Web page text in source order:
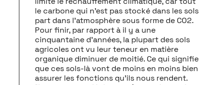
le carbone qui n’est pas stocké dans les sols
part dans l’atmosphère sous forme de CO2.
Pour finir, par rapport à il y a une
cinquantaine d’années, la plupart des sols
agricoles ont vu leur teneur en matière
organique diminuer de moitié. Ce qui signifie
que ces sols-là vont de moins en moins bien
assurer les fonctions qu’ils nous rendent.